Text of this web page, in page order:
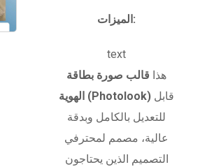
الميزات:
text
هذا قالب صورة بطاقة
الهوية (Photolook)
للتعديل بالكامل وبدقة
عالية، مصمم لمحترفي
التصميم الذين يحتاجون